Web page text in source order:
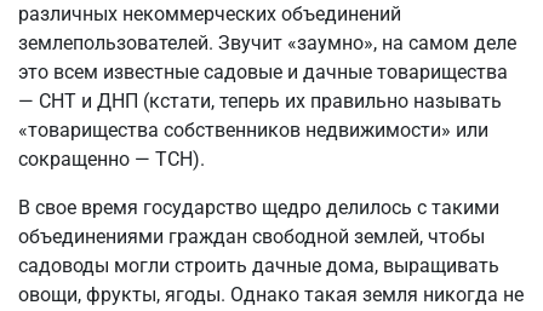
различных некоммерческих объединений
землепользователей. Звучит «заумно», на самом деле
это всем известные садовые и дачные товарищества
— СНТ и ДНП (кстати, теперь их правильно называть
«товарищества собственников недвижимости» или
сокращенно — ТСН).
В свое время государство щедро делилось с такими
объединениями граждан свободной землей, чтобы
садоводы могли строить дачные дома, выращивать
овощи, фрукты, ягоды. Однако такая земля никогда не